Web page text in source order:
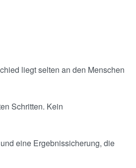
liegt selten an den Menschen
Schritten. Kein
eine Ergebnissicherung, die